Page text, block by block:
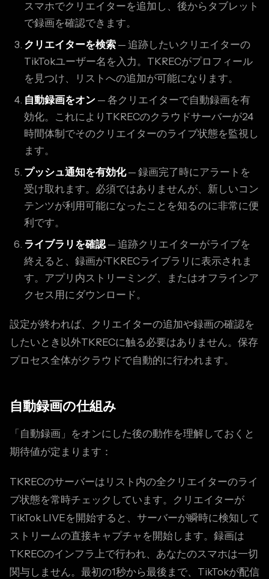
スマホでクリエイターを追加し、後からタブレット
で録画を確認できます。
クリエイターを検索 — 追跡したいクリエイターの
TikTokユーザー名を入力。TKRECがプロフィール
を見つけ、リストへの追加が可能になります。
自動録画をオン — 各クリエイターで自動録画を有
効化。これによりTKRECのクラウドサーバーが24
時間体制でそのクリエイターのライブ状態を監視し
ます。
プッシュ通知を有効化— 録画完了時にアラートを
受け取れます。必須ではありませんが、新しいコン
テンツが利用可能になったことを知るのに非常に便
利です。
ライブラリを確認— 追跡クリエイターがライブを
終えると、録画がTKRECライブラリに表示されま
す。アプリ内ストリーミング、またはオフラインア
クセス用にダウンロード。
設定が終われば、クリエイターの追加や録画の確認を
したいとき以外TKRECに触る必要はありません。保存
プロセス全体がクラウドで自動的に行われます。
自動録画の仕組み
「自動録画」をオンにした後の動作を理解しておくと
期待値が定まります：
TKRECのサーバーはリスト内の全クリエイターのライ
ブ状態を常時チェックしています。クリエイターが
TikTok LIVEを開始すると、サーバーが瞬時に検知して
ストリームの直接キャプチャを開始します。録画は
TKRECのインフラ上で行われ、あなたのスマホは一切
関与しません。最初の1秒から最後まで、TikTokが配信